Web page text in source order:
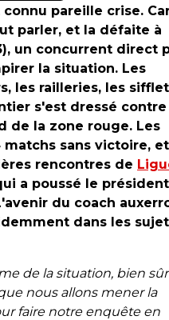
pareille crise.
parler, et la défaite à
un concurrent direct
la situation. Les
les railleries, les
s'est dressé contre
de la zone rouge. Les
sans victoire, et
rencontres de
a poussé le
du coach
dans les
de la situation, bien
nous allons mener la
faire notre enquête en